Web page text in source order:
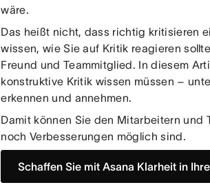
wäre.
Das heißt nicht, dass richtig kritisieren
wissen, wie Sie auf Kritik reagieren
Freund und Teammitglied. In diesem
konstruktive Kritik wissen müssen –
erkennen und annehmen.
Damit können Sie den Mitarbeitern und
noch Verbesserungen möglich sind.
Schaffen Sie mit Asana Klarheit in